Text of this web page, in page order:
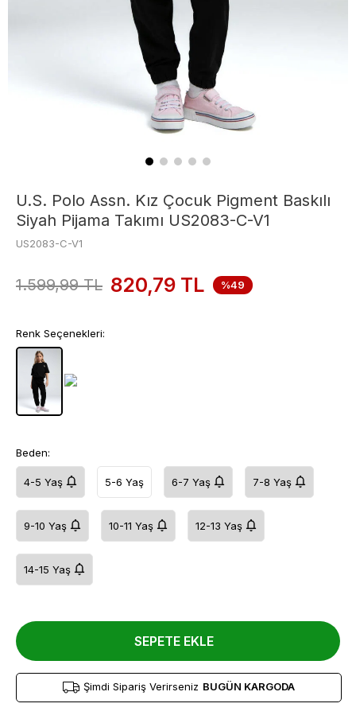
U.S. Polo Assn. Kız Çocuk Pigment Baskılı
Siyah Pijama Takımı US2083-C-V1
US2083-C-V1
1.599,99TL 820,79 TL %49
Renk Seçenekleri:
Beden:
4-5 Yaş 5-6 Yaş 6-7 Yaş 7-8 Yaş
9-10 Yaş 10-11 Yaş 12-13 Yaş
14-15 Yaş
SEPETE EKLE
Şimdi Sipariş Verirseniz BUGÜN KARGODA